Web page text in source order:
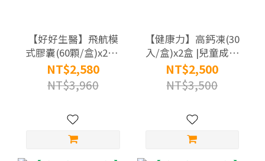
【好好生醫】飛航模
式膠囊(60顆/盒)x2盒|
理科太太 創辦品牌 |
幫助入睡
NT$2,580
NT$3,960
【健康力】高鈣凍(30
入/盒)x2盒 |兒童成長
營養品| 果凍 檸檬酸鈣
維生素D 維生素K
NT$2,500
NT$3,500